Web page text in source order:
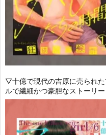
▽十億で現代の吉原に売られ
ルで繊細かつ豪胆なストーリー